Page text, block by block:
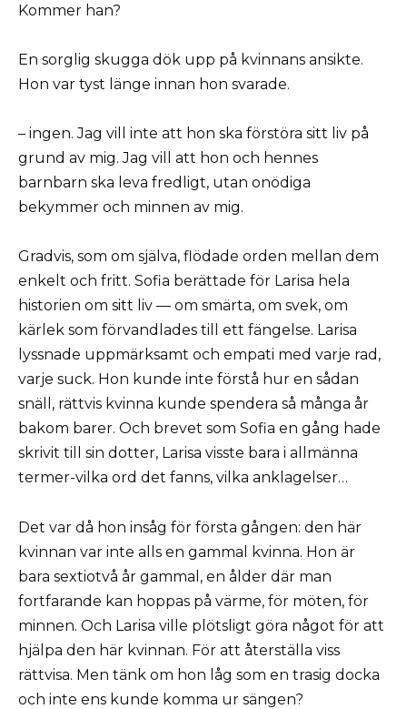
Kommer han?
En sorglig skugga dök upp på kvinnans ansikte.
Hon var tyst länge innan hon svarade.
– ingen. Jag vill inte att hon ska förstöra sitt liv på
grund av mig. Jag vill att hon och hennes
barnbarn ska leva fredligt, utan onödiga
bekymmer och minnen av mig.
Gradvis, som om själva, flödade orden mellan dem
enkelt och fritt. Sofia berättade för Larisa hela
historien om sitt liv — om smärta, om svek, om
kärlek som förvandlades till ett fängelse. Larisa
lyssnade uppmärksamt och empati med varje rad,
varje suck. Hon kunde inte förstå hur en sådan
snäll, rättvis kvinna kunde spendera så många år
bakom barer. Och brevet som Sofia en gång hade
skrivit till sin dotter, Larisa visste bara i allmänna
termer-vilka ord det fanns, vilka anklagelser…
Det var då hon insåg för första gången: den här
kvinnan var inte alls en gammal kvinna. Hon är
bara sextiotvå år gammal, en ålder där man
fortfarande kan hoppas på värme, för möten, för
minnen. Och Larisa ville plötsligt göra något för att
hjälpa den här kvinnan. För att återställa viss
rättvisa. Men tänk om hon låg som en trasig docka
och inte ens kunde komma ur sängen?